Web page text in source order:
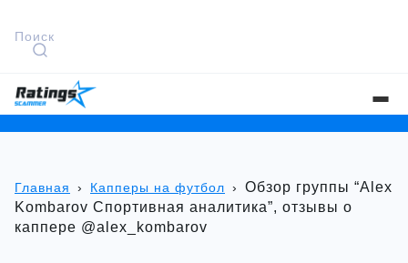
Главная › Капперы на футбол ›
Обзор группы “Alex
Kombarov Спортивная аналитика”, отзывы о
каппере @alex_kombarov